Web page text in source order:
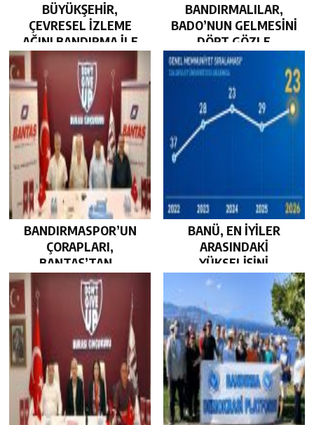
BÜYÜKŞEHİR,
ÇEVRESEL İZLEME
AĞINI BANDIRMA İLE
GÜÇLENDİRDİ…
BANDIRMALILAR,
BADO’NUN GELMESİNİ
DÖRT GÖZLE
BEKLİYOR…
BANDIRMASPOR’UN
ÇORAPLARI,
BANTAŞ’TAN…
BANÜ, EN İYİLER
ARASINDAKİ
YÜKSELİŞİNİ
SÜRDÜRDÜ…